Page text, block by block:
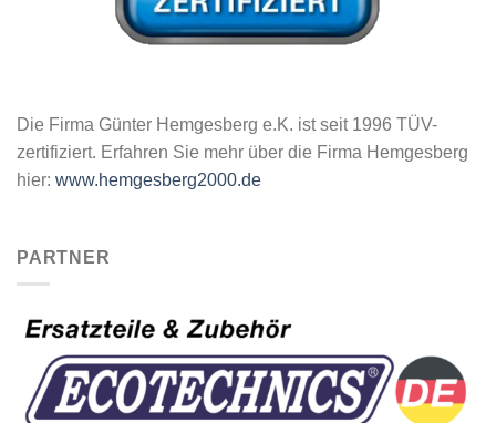
Die Firma Günter Hemgesberg e.K. ist seit 1996 TÜV-
zertifiziert. Erfahren Sie mehr über die Firma Hemgesberg
hier: www.hemgesberg2000.de
PARTNER